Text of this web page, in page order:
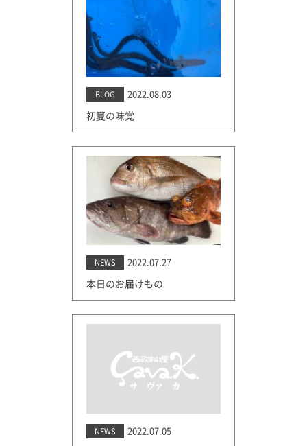
BLOG 2022.08.03
初夏の味覚
NEWS 2022.07.27
本日のお届けもの
NEWS 2022.07.05